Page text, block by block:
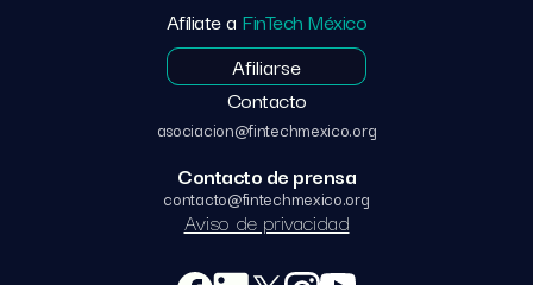
Afíliate a FinTech México
Afiliarse
Contacto
asociacion@fintechmexico.org
Contacto de prensa
contacto@fintechmexico.org
Aviso de privacidad